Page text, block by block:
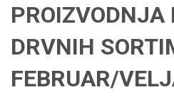
PROIZVODNJA
DRVNIH
FEBRUAR/